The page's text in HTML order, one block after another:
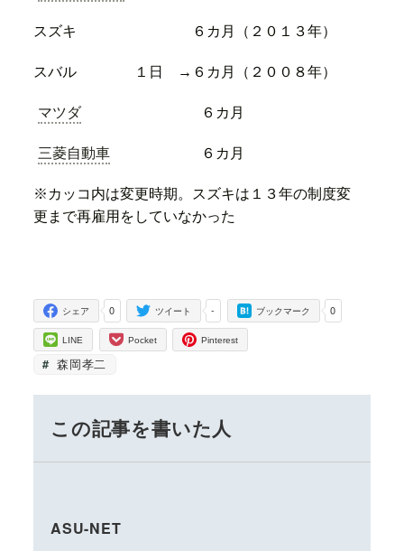
スズキ ６カ月（２０１３年）
スバル １日 →６カ月（２００８年）
マツダ ６カ月
三菱自動車 ６カ月
※カッコ内は変更時期。スズキは１３年の制度変
更まで再雇用をしていなかった
0
シェア -
ツイート 0
ブックマーク
LINE Pocket Pinterest
森岡孝二
この記事を書いた人
ASU-NET